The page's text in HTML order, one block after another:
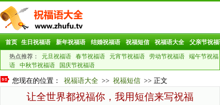
首页 生日祝福语 新年祝福语 结婚祝福语 祝福短信 祝福语大全 父亲节祝
热点推荐： 元旦祝福语 春节祝福语 元宵节祝福语 劳动节祝福语
端午节祝福
语
中秋节祝福语 国庆节祝福语
您现在的位置： 祝福语大全 >> 祝福短信 >> 正文
让全世界都祝福你，我用短信来写祝福